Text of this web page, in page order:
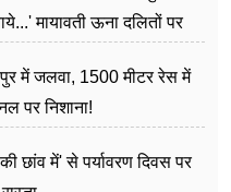
मायावती ऊना दलितों पर
में जलवा, 1500 मीटर रेस में
पर निशाना!
छांव में' से पर्यावरण दिवस पर